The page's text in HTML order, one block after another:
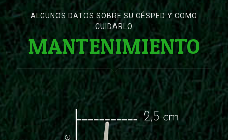
ALGUNOS DATOS SOBRE SU CÉSPED Y COMO
CUIDARLO
MANTENIMIENTO